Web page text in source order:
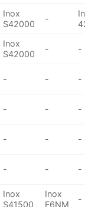
Inox
S42000
-
Inox
S42000
- -
- - -
- - -
- - -
- - -
Inox
S41500
Inox
F6NM
-